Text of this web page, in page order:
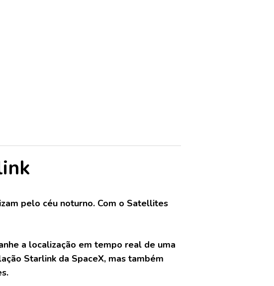
pelo céu noturno. Com o Satellites
a localização em tempo real de uma
Starlink da SpaceX, mas também